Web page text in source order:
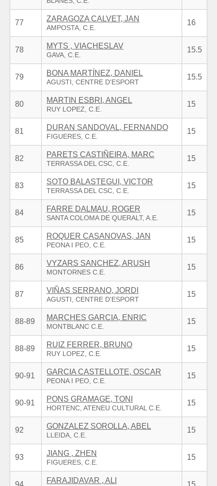
77 ZARAGOZA CALVET, JAN 16
78 MYTS , VIACHESLAV 15.5
79 BONA MARTÍNEZ, DANIEL 15.5
80 MARTIN ESBRI, ANGEL 15
81 DURAN SANDOVAL, FERNANDO 15
82 PARETS CASTIÑEIRA, MARC 15
83 SOTO BALASTEGUI, VICTOR 15
84 FARRE DALMAU, ROGER 15
85 ROQUER CASANOVAS, JAN 15
86 VYZARS SANCHEZ, ARUSH 15
87 VIÑAS SERRANO, JORDI 15
88-89 MARCHES GARCIA, ENRIC 15
88-89 RUIZ FERRER, BRUNO 15
90-91 GARCIA CASTELLOTE, OSCAR 15
90-91 PONS GRAMAGE, TONI 15
92 GONZALEZ SOROLLA, ABEL 15
93 JIANG , ZHEN 15
94 FARAJIDAVAR , ALI 15